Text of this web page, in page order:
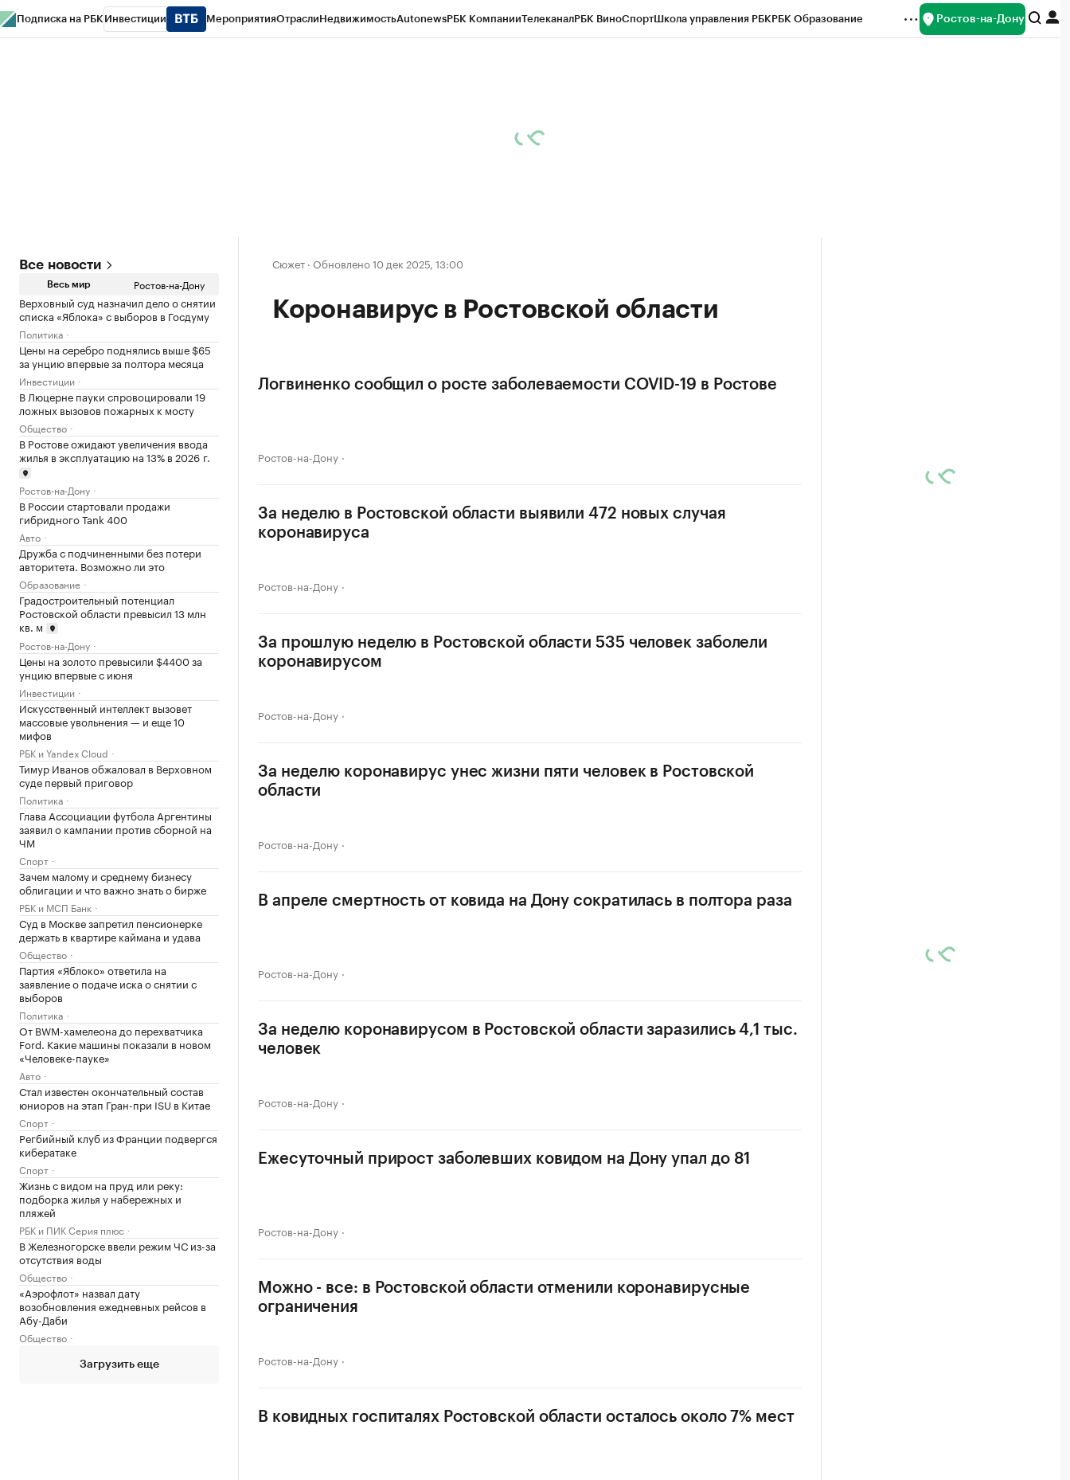
Подписка на РБК Инвестиции МероприятияОтраслиНедвижимостьAutonewsРБК КомпанииТелеканалРБК ВиноСпортШкола управления РБКРБК Образование Ростов-на-Дону
Все новости
Весь мир Ростов-на-Дону
Верховный суд назначил дело о снятии
списка «Яблока» с выборов в Госдуму
Политика
Цены на серебро поднялись выше $65
за унцию впервые за полтора месяца
Инвестиции
В Люцерне пауки спровоцировали 19
ложных вызовов пожарных к мосту
Общество
В Ростове ожидают увеличения ввода
жилья в эксплуатацию на 13% в 2026 г.
Ростов-на-Дону
В России стартовали продажи
гибридного Tank 400
Авто
Дружба с подчиненными без потери
авторитета. Возможно ли это
Образование
Градостроительный потенциал
Ростовской области превысил 13 млн
кв. м
Ростов-на-Дону
Цены на золото превысили $4400 за
унцию впервые с июня
Инвестиции
Искусственный интеллект вызовет
массовые увольнения — и еще 10
мифов
РБК и Yandex Cloud
Тимур Иванов обжаловал в Верховном
суде первый приговор
Политика
Глава Ассоциации футбола Аргентины
заявил о кампании против сборной на
ЧМ
Спорт
Зачем малому и среднему бизнесу
облигации и что важно знать о бирже
РБК и МСП Банк
Суд в Москве запретил пенсионерке
держать в квартире каймана и удава
Общество
Партия «Яблоко» ответила на
заявление о подаче иска о снятии с
выборов
Политика
От BWM-хамелеона до перехватчика
Ford. Какие машины показали в новом
«Человеке-пауке»
Авто
Стал известен окончательный состав
юниоров на этап Гран-при ISU в Китае
Спорт
Регбийный клуб из Франции подвергся
кибератаке
Спорт
Жизнь с видом на пруд или реку:
подборка жилья у набережных и
пляжей
РБК и ПИК Серия плюс
В Железногорске ввели режим ЧС из-за
отсутствия воды
Общество
«Аэрофлот» назвал дату
возобновления ежедневных рейсов в
Абу-Даби
Общество
Загрузить еще
Сюжет · Обновлено 10 дек 2025, 13:00
Коронавирус в Ростовской области
Логвиненко сообщил о росте заболеваемости COVID-19 в Ростове
Ростов-на-Дону
За неделю в Ростовской области выявили 472 новых случая
коронавируса
Ростов-на-Дону
За прошлую неделю в Ростовской области 535 человек заболели
коронавирусом
Ростов-на-Дону
За неделю коронавирус унес жизни пяти человек в Ростовской
области
Ростов-на-Дону
В апреле смертность от ковида на Дону сократилась в полтора раза
Ростов-на-Дону
За неделю коронавирусом в Ростовской области заразились 4,1 тыс.
человек
Ростов-на-Дону
Ежесуточный прирост заболевших ковидом на Дону упал до 81
Ростов-на-Дону
Можно - все: в Ростовской области отменили коронавирусные
ограничения
Ростов-на-Дону
В ковидных госпиталях Ростовской области осталось около 7% мест